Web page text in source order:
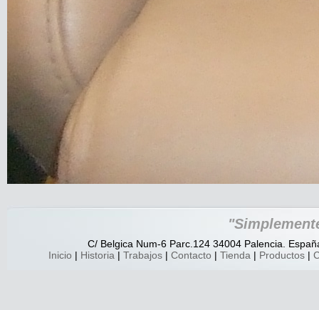
C/ Belgica Num-6 Parc.124 34004 Palencia.
Inicio | Historia | Trabajos | Contacto | Tienda | Productos |